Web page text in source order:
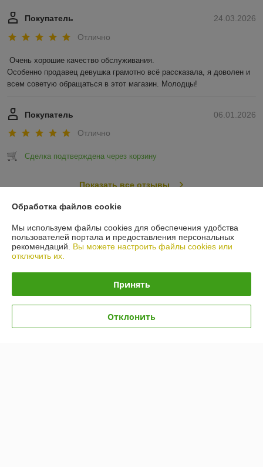
24.03.2026
Покупатель
Отлично
Очень хорошие качество обслуживания.
Особенно продавец девушка грамотно всё рассказала, я доволен и
всем советую обращаться в этот магазин. Молодцы!
06.01.2026
Покупатель
Отлично
Сделка подтверждена через корзину
Показать все отзывы
О нас
Контакты
График работы
Обработка файлов cookie
Мы используем файлы cookies для обеспечения удобства
пользователей портала и предоставления персональных
рекомендаций. Вы можете настроить файлы cookies или
отключить их.
Принять
Отклонить